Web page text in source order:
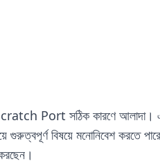
সঠিক কারণে আলাদা। এটি
গুরুত্বপূর্ণ বিষয়ে মনোনিবেশ করতে